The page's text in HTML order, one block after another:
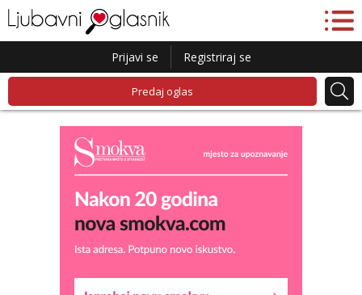
Prijavi se Registriraj se
Predaj oglas